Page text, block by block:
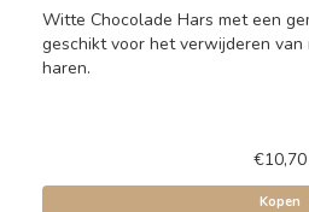
Witte Chocolade Hars met een
geschikt voor het verwijderen
haren.
€10,70
Kopen